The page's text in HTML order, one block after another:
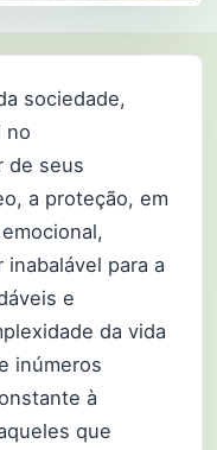
sociedade,
no
de seus
a proteção, em
para a
e
da vida
inúmeros
à
que